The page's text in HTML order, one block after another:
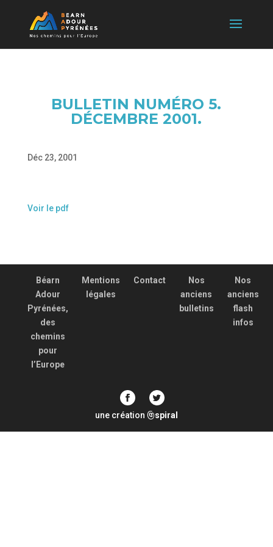
BULLETIN NUMÉRO 5.
DÉCEMBRE 2001.
Déc 23, 2001
Voir le pdf
Béarn
Adour
Pyrénées,
des
chemins
pour
l’Europe
Mentions
légales
Contact
Nos
anciens
bulletins
Nos
anciens
flash
infos
une création @spiral